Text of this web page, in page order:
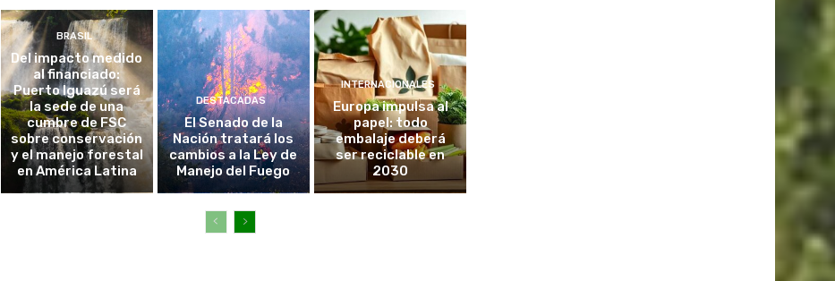
BRASIL
Del impacto medido
al financiado:
Puerto Iguazú será
la sede de una
cumbre de FSC
sobre conservación
y el manejo forestal
en América Latina
DESTACADAS
El Senado de la
Nación tratará los
cambios a la Ley de
Manejo del Fuego
INTERNACIONALES
Europa impulsa al
papel: todo
embalaje deberá
ser reciclable en
2030